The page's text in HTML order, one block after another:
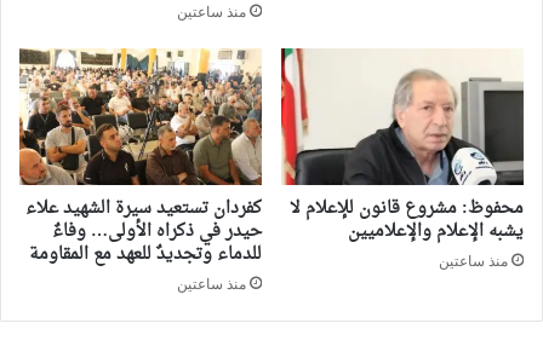
منذ ساعتين
محفوظ: مشروع قانون للإعلام لا
يشبه الإعلام والإعلاميين
منذ ساعتين
كفردان تستعيد سيرة الشهيد علاء
حيدر في ذكراه الأولى… وفاءٌ
للدماء وتجديدٌ للعهد مع المقاومة
منذ ساعتين